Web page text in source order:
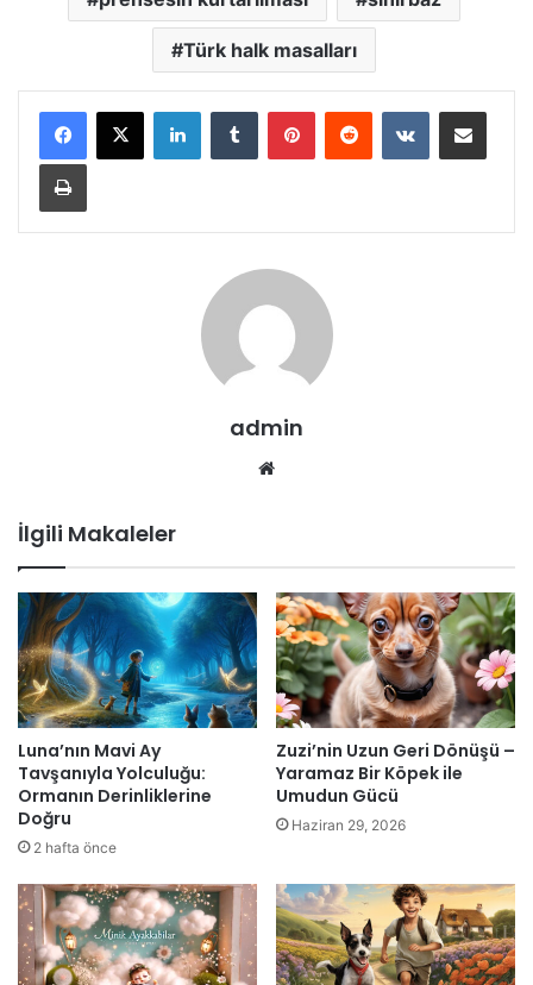
Türk halk masalları
LinkedInTumblr PinterestReddit VKontakteE-Posta ile paylaş
Yazdır
admin
İlgili Makaleler
Luna’nın Mavi Ay
Tavşanıyla Yolculuğu:
Ormanın Derinliklerine
Doğru
2 hafta önce
Zuzi’nin Uzun Geri Dönüşü –
Yaramaz Bir Köpek ile
Umudun Gücü
Haziran 29, 2026